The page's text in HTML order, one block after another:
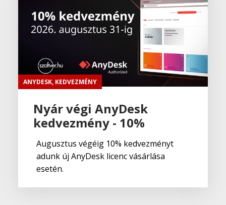
ANYDESK, KEDVEZMÉNY
Nyár végi AnyDesk
kedvezmény - 10%
Augusztus végéig 10% kedvezményt
adunk új AnyDesk licenc vásárlása
esetén.